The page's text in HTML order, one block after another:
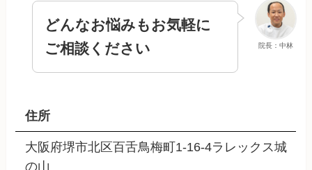
院長：中林
どんなお悩みもお気軽に
ご相談ください
住所
大阪府堺市北区百舌鳥梅町1-16-4ラレックス城
の山